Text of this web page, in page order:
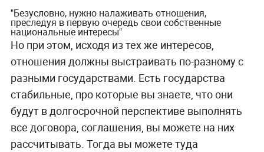
"Безусловно, нужно налаживать отношения,
преследуя в первую очередь свои собственные
национальные интересы"
Но при этом, исходя из тех же интересов,
отношения должны выстраивать по-разному с
разными государствами. Есть государства
стабильные, про которые вы знаете, что они
будут в долгосрочной перспективе выполнять
все договора, соглашения, вы можете на них
рассчитывать. Тогда вы можете туда